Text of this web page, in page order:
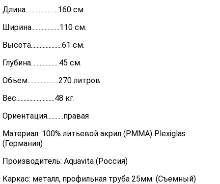
Длина......................160 см.
Ширина...................110 см.
Высота.....................61 см.
Глубина...................45 см.
Объем.....................270 литров
Вес..........................48 кг.
Ориентация...........правая
Материал: 100% литьевой акрил (PMMA) Plexiglas
(Германия)
Производитель: Aquavita (Россия)
Каркас: металл, профильная труба 25мм. (Съемный)